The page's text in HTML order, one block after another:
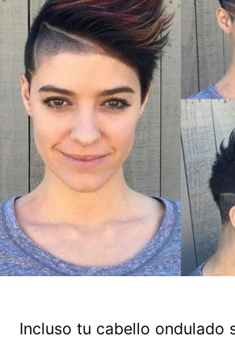
Incluso tu cabello ondulado